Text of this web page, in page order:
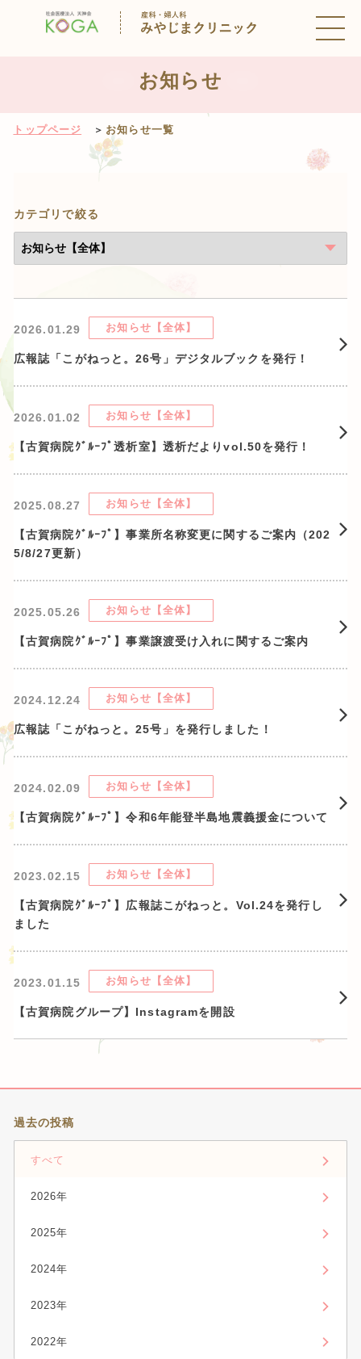
お知らせ
トップページ お知らせ一覧
過去の投稿
すべて
2026年
2025年
2024年
2023年
2022年
カテゴリで絞る
2026.01.29 お知らせ【全体】
広報誌「こがねっと。26号」デジタルブックを発行！
2026.01.02 お知らせ【全体】
【古賀病院ｸﾞﾙｰﾌﾟ透析室】透析だよりvol.50を発行！
2025.08.27 お知らせ【全体】
【古賀病院ｸﾞﾙｰﾌﾟ】事業所名称変更に関するご案内（202
5/8/27更新）
2025.05.26 お知らせ【全体】
【古賀病院ｸﾞﾙｰﾌﾟ】事業譲渡受け入れに関するご案内
2024.12.24 お知らせ【全体】
広報誌「こがねっと。25号」を発行しました！
2024.02.09 お知らせ【全体】
【古賀病院ｸﾞﾙｰﾌﾟ】令和6年能登半島地震義援金について
2023.02.15 お知らせ【全体】
【古賀病院ｸﾞﾙｰﾌﾟ】広報誌こがねっと。Vol.24を発行し
ました
2023.01.15 お知らせ【全体】
【古賀病院グループ】Instagramを開設